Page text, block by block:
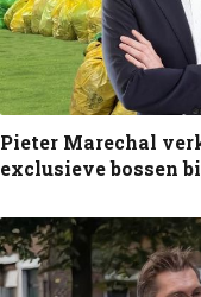
Pieter Marechal
exclusieve bossen